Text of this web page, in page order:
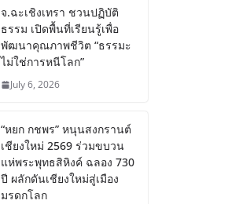
จ.ฉะเชิงเทรา ชวนปฏิบัติ
ธรรม เปิดพื้นที่เรียนรู้เพื่อ
พัฒนาคุณภาพชีวิต “ธรรมะ
ไม่ใช่การหนีโลก”
July 6, 2026
“หยก กชพร” หนุนสงกรานต์
เชียงใหม่ 2569 ร่วมขบวน
แห่พระพุทธสิหิงค์ ฉลอง 730
ปี ผลักดันเชียงใหม่สู่เมือง
มรดกโลก